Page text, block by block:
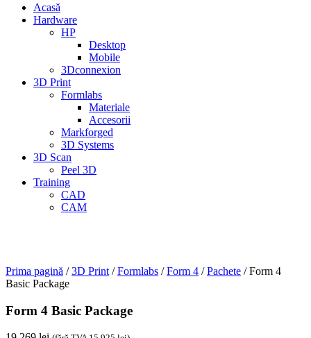
Acasă
Hardware
HP
Desktop
Mobile
3Dconnexion
3D Print
Formlabs
Materiale
Accesorii
Markforged
3D Systems
3D Scan
Peel 3D
Training
CAD
CAM
Prima pagină /3D Print /Formlabs /Form 4 /Pachete / Form 4
Basic Package
Form 4 Basic Package